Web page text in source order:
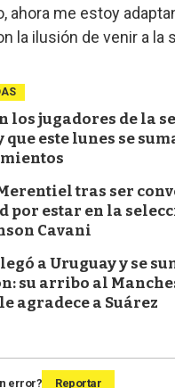
ahora me estoy
la ilusión de venir a la
los jugadores de la
que este lunes se
tras ser
por estar en la
Cavani
a Uruguay y se
su arribo al
agradece a Suárez
error? Reportar